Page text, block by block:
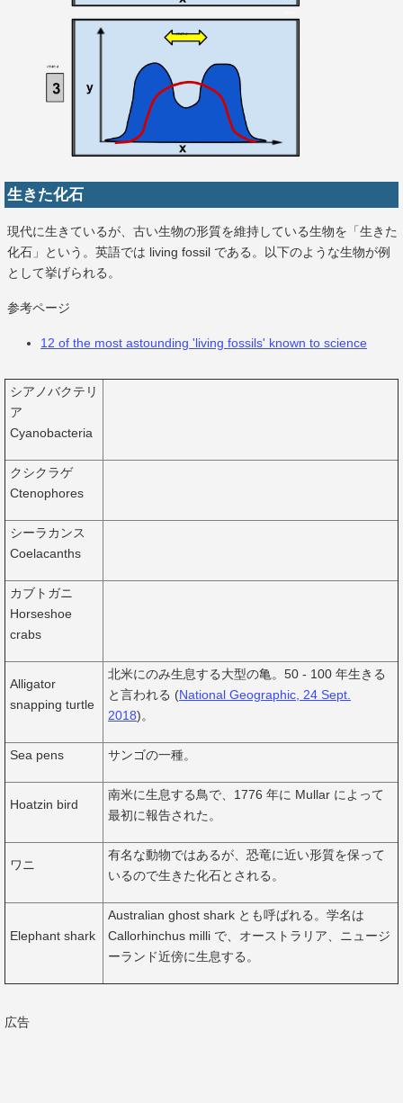
生きた化石
現代に生きているが、古い生物の形質を維持している生物を「生きた
化石」という。英語では living fossil である。以下のような生物が例
として挙げられる。
参考ページ
12 of the most astounding 'living fossils' known to science
シアノバクテリ
ア
Cyanobacteria
クシクラゲ
Ctenophores
シーラカンス
Coelacanths
カブトガニ
Horseshoe
crabs
Alligator
snapping turtle
北米にのみ生息する大型の亀。50 - 100 年生きる
と言われる (National Geographic, 24 Sept.
2018)。
Sea pens サンゴの一種。
Hoatzin bird
南米に生息する鳥で、1776 年に Mullar によって
最初に報告された。
ワニ
有名な動物ではあるが、恐竜に近い形質を保って
いるので生きた化石とされる。
Elephant shark
Australian ghost shark とも呼ばれる。学名は
Callorhinchus milli で、オーストラリア、ニュージ
ーランド近傍に生息する。
広告